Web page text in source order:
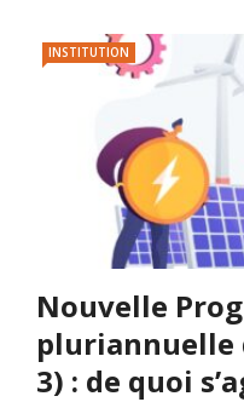
INSTITUTION
Nouvelle
pluriannuelle
3) : de quoi